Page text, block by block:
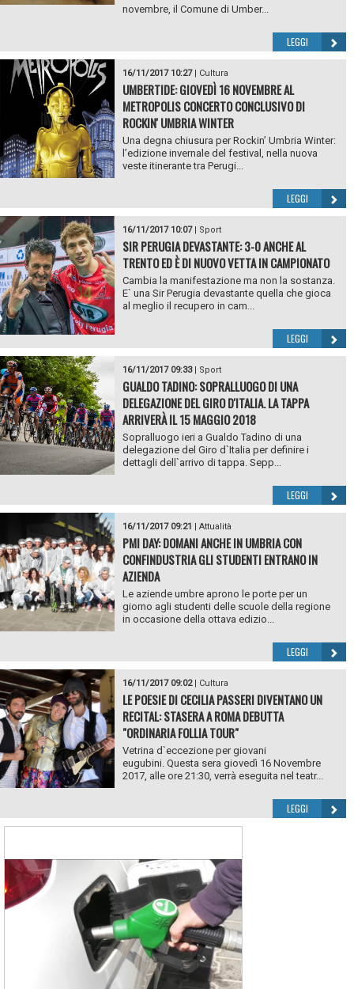
novembre, il Comune di Umber...
LEGGI
16/11/2017 10:27| Cultura
UMBERTIDE: GIOVEDÌ 16 NOVEMBRE AL
METROPOLIS CONCERTO CONCLUSIVO DI
ROCKIN' UMBRIA WINTER
Una degna chiusura per Rockin’ Umbria Winter:
l’edizione invernale del festival, nella nuova
veste itinerante tra Perugi...
LEGGI
16/11/2017 10:07| Sport
SIR PERUGIA DEVASTANTE: 3-0 ANCHE AL
TRENTO ED È DI NUOVO VETTA IN CAMPIONATO
Cambia la manifestazione ma non la sostanza.
E` una Sir Perugia devastante quella che gioca
al meglio il recupero in cam...
LEGGI
16/11/2017 09:33| Sport
GUALDO TADINO: SOPRALLUOGO DI UNA
DELEGAZIONE DEL GIRO D'ITALIA. LA TAPPA
ARRIVERÀ IL 15 MAGGIO 2018
Sopralluogo ieri a Gualdo Tadino di una
delegazione del Giro d`Italia per definire i
dettagli dell`arrivo di tappa. Sepp...
LEGGI
16/11/2017 09:21 Attualità
PMI DAY: DOMANI ANCHE IN UMBRIA CON
CONFINDUSTRIA GLI STUDENTI ENTRANO IN
AZIENDA
Le aziende umbre aprono le porte per un
giorno agli studenti delle scuole della regione
in occasione della ottava edizio...
LEGGI
16/11/2017 09:02| Cultura
LE POESIE DI CECILIA PASSERI DIVENTANO UN
RECITAL: STASERA A ROMA DEBUTTA
"ORDINARIA FOLLIA TOUR"
Vetrina d`eccezione per giovani
eugubini. Questa sera giovedì 16 Novembre
2017, alle ore 21:30, verrà eseguita nel teatr...
LEGGI